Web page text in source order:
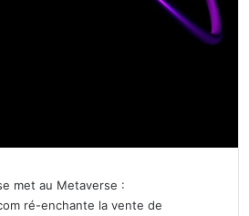
met au Metaverse :
ré-enchante la vente de